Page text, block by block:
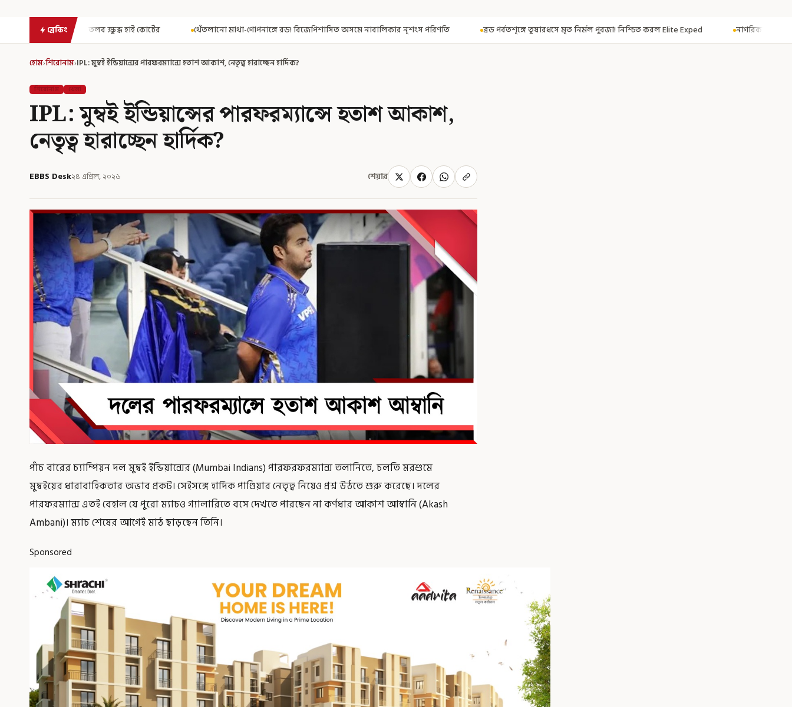
ব্রেকিং
হাই কোর্টের থেঁতলানো মাথা-গোপনাঙ্গে রড! বিজেপিশাসিত অসমে নাবালিকার নৃশংস পরিণতি ব্রড পর্বতশৃঙ্গে তুষারধসে মৃত নির্মল পুরজা! নিশ্চিত করল Elite Exped নাগরিকত্ব দিতেই CAA! ৩০০ মতুয়াকে নাগরিকত্বের
হোম›শিরোনাম›IPL: মুম্বই ইন্ডিয়ান্সের পারফরম্যান্সে হতাশ আকাশ, নেতৃত্ব হারাচ্ছেন হার্দিক?
শিরোনাম খেলা
IPL: মুম্বই ইন্ডিয়ান্সের পারফরম্যান্সে হতাশ আকাশ,
নেতৃত্ব হারাচ্ছেন হার্দিক?
EBBS Desk২৪ এপ্রিল, ২০২৬ শেয়ার
পাঁচ বারের চ্যাম্পিয়ন দল মুম্বই ইন্ডিয়ান্সের (Mumbai Indians) পারফরফরম্যান্স তলানিতে, চলতি মরশুমে
মুম্বইয়ের ধারাবাহিকতার অভাব প্রকট। সেইসঙ্গে হার্দিক পাণ্ডিয়ার নেতৃত্ব নিয়েও প্রশ্ন উঠতে শুরু করেছে। দলের
পারফরম্যান্স এতই বেহাল যে পুরো ম্যাচও গ্যালারিতে বসে দেখতে পারছেন না কর্ণধার আকাশ আম্বানি (Akash
Ambani)। ম্যাচ শেষের আগেই মাঠ ছাড়ছেন তিনি।
Sponsored